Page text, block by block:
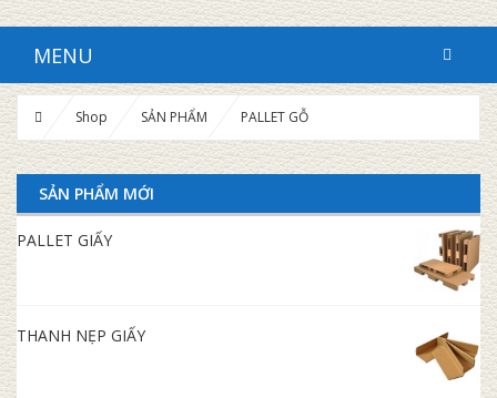
MENU
Shop SẢN PHẨM PALLET GỖ
SẢN PHẨM MỚI
PALLET GIẤY
THANH NẸP GIẤY